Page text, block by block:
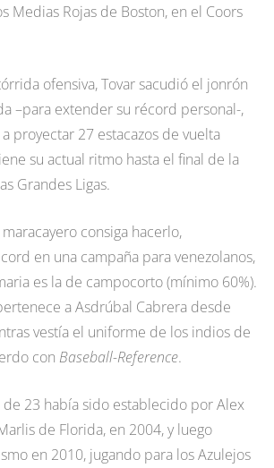
Medias Rojas de Boston, en el Coors
ofensiva, Tovar sacudió el jonrón
–para extender su récord personal-,
proyectar 27 estacazos de vuelta
su actual ritmo hasta el final de la
Grandes Ligas.
consiga hacerlo,
en una campaña para venezolanos,
es la de campocorto (mínimo 60%).
a Asdrúbal Cabrera desde
vestía el uniforme de los indios de
con Baseball-Reference.
23 había sido establecido por Alex
de Florida, en 2004, y luego
en 2010, jugando para los Azulejos